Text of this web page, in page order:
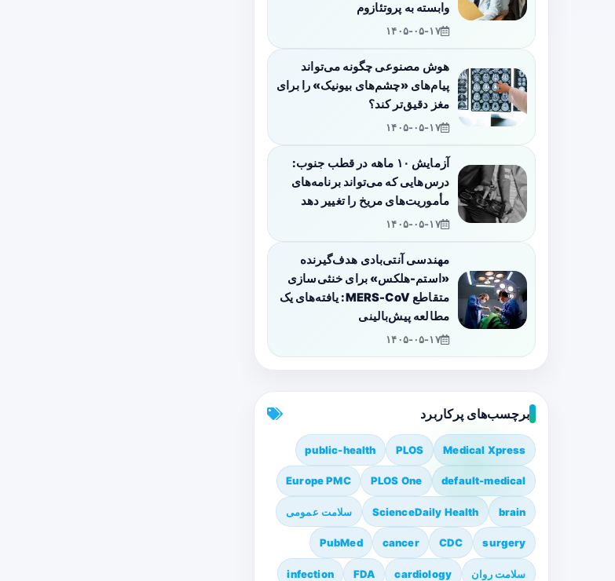
وابسته به پروتئازوم
۱۴۰۵-۰۵-۱۷
هوش مصنوعی چگونه می‌تواند
پیام‌های «چشم‌های بیونیک» را برای
مغز دقیق‌تر کند؟
۱۴۰۵-۰۵-۱۷
آزمایش ۱۰ ماهه در قطب جنوب:
درس‌هایی که می‌تواند برنامه‌های
مأموریت‌های مریخ را تغییر دهد
۱۴۰۵-۰۵-۱۷
مهندسی آنتی‌بادی هدف‌گیرنده
«استم-هلکس» برای خنثی‌سازی
متقاطع MERS-CoV: یافته‌های یک
مطالعه پیش‌بالینی
۱۴۰۵-۰۵-۱۷
برچسب‌های پرکاربرد
Medical Xpress
PLOS
public-health
default-medical
PLOS One
Europe PMC
brain
ScienceDaily Health سلامت عمومی
surgery
CDC
cancer
PubMed
سلامت روان cardiology
FDA
infection